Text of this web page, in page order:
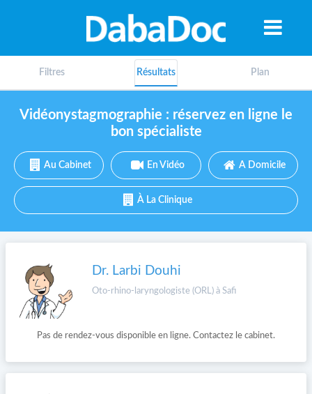
Filtres Résultats Plan
Vidéonystagmographie : réservez en ligne le
bon spécialiste
Au Cabinet En Vidéo A Domicile
À La Clinique
Dr. Larbi Douhi
Oto-rhino-laryngologiste (ORL) à Safi
Pas de rendez-vous disponible en ligne. Contactez le cabinet.